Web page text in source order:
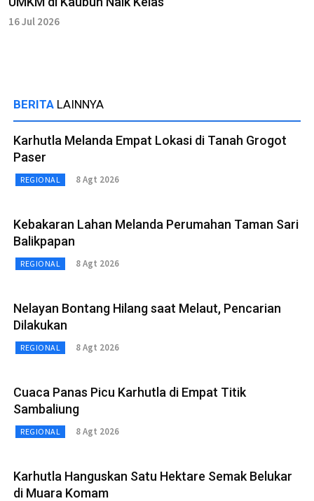
16 Jul 2026
BERITA LAINNYA
Karhutla Melanda Empat Lokasi di Tanah Grogot
Paser
REGIONAL 8 Agt 2026
Kebakaran Lahan Melanda Perumahan Taman Sari
Balikpapan
REGIONAL 8 Agt 2026
Nelayan Bontang Hilang saat Melaut, Pencarian
Dilakukan
REGIONAL 8 Agt 2026
Cuaca Panas Picu Karhutla di Empat Titik
Sambaliung
REGIONAL 8 Agt 2026
Karhutla Hanguskan Satu Hektare Semak Belukar
di Muara Komam